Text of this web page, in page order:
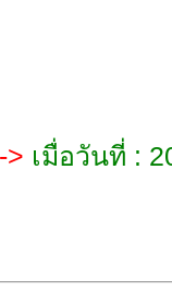
> เมื่อวันที่ :